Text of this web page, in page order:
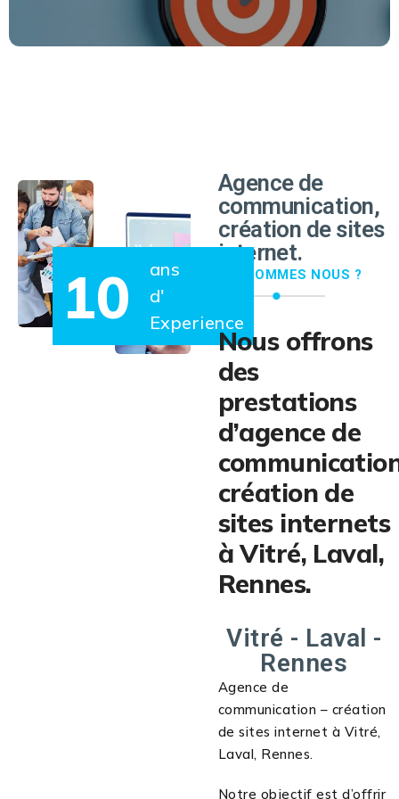
EN SAVOIR PLUS
10
ans
d'
Experience
Agence de
communication,
création de sites
internet.
QUI SOMMES NOUS ?
Nous offrons
des
prestations
d’agence de
création de
sites internets
à Vitré, Laval,
Rennes.
Vitré - Laval -
Rennes
Agence de
communication – création
de sites internet à Vitré,
Laval, Rennes.
Notre objectif est d’offrir